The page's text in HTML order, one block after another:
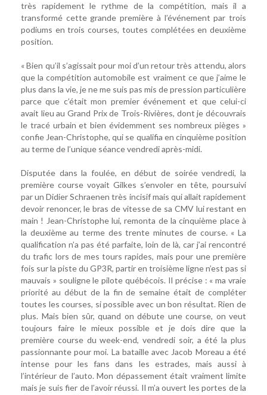
très rapidement le rythme de la compétition, mais il a
transformé cette grande première à l’événement par trois
podiums en trois courses, toutes complétées en deuxième
position.
« Bien qu’il s’agissait pour moi d’un retour très attendu, alors
que la compétition automobile est vraiment ce que j’aime le
plus dans la vie, je ne me suis pas mis de pression particulière
parce que c’était mon premier événement et que celui-ci
avait lieu au Grand Prix de Trois-Rivières, dont je découvrais
le tracé urbain et bien évidemment ses nombreux pièges »
confie Jean-Christophe, qui se qualifia en cinquième position
au terme de l’unique séance vendredi après-midi.
Disputée dans la foulée, en début de soirée vendredi, la
première course voyait Gilkes s’envoler en tête, poursuivi
par un Didier Schraenen très incisif mais qui allait rapidement
devoir renoncer, le bras de vitesse de sa CMV lui restant en
main ! Jean-Christophe lui, remonta de la cinquième place à
la deuxième au terme des trente minutes de course. « La
qualification n’a pas été parfaite, loin de là, car j’ai rencontré
du trafic lors de mes tours rapides, mais pour une première
fois sur la piste du GP3R, partir en troisième ligne n’est pas si
mauvais » souligne le pilote québécois. Il précise : « ma vraie
priorité au début de la fin de semaine était de compléter
toutes les courses, si possible avec un bon résultat. Rien de
plus. Mais bien sûr, quand on débute une course, on veut
toujours faire le mieux possible et je dois dire que la
première course du week-end, vendredi soir, a été la plus
passionnante pour moi. La bataille avec Jacob Moreau a été
intense pour les fans dans les estrades, mais aussi à
l’intérieur de l’auto. Mon dépassement était vraiment limite
mais je suis fier de l’avoir réussi. Il m’a ouvert les portes de la